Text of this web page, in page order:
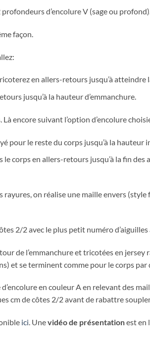
d’encolure V (sage ou
façon.
en allers-retours jusqu’à atteindre
jusqu’à la hauteur d’emmanchure.
encore suivant l’option d’encolure
pour le reste du corps jusqu’à la hauteur
corps en allers-retours jusqu’à la fin des
on réalise une maille envers (style
2/2 avec le plus petit numéro
de l’emmanchure et tricotées en jersey
et se terminent comme pour le corps par
en couleur A en relevant des
cm de côtes 2/2 avant de rabattre
ici. Unevidéo de présentationest en